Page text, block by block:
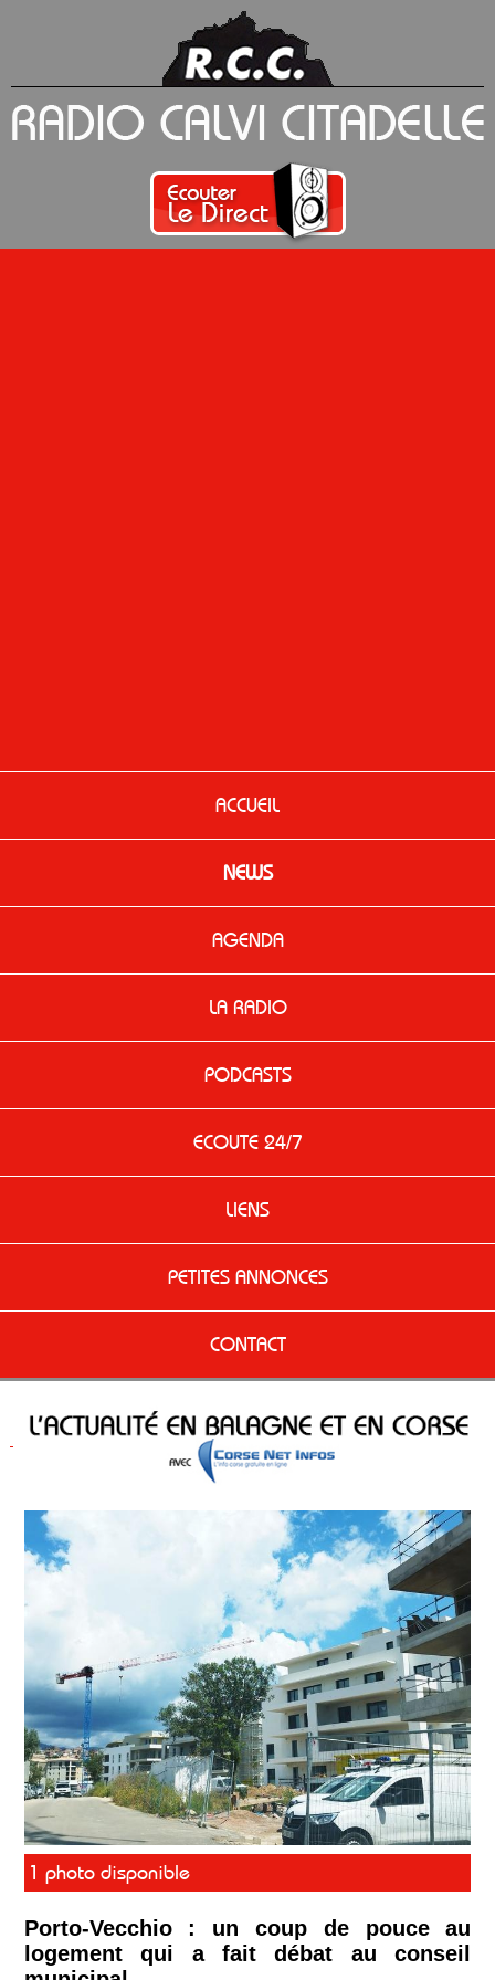
ACCUEIL
NEWS
AGENDA
LA RADIO
PODCASTS
ECOUTE 24/7
LIENS
PETITES ANNONCES
CONTACT
1 photo disponible
Porto-Vecchio : un coup de pouce au
logement qui a fait débat au conseil